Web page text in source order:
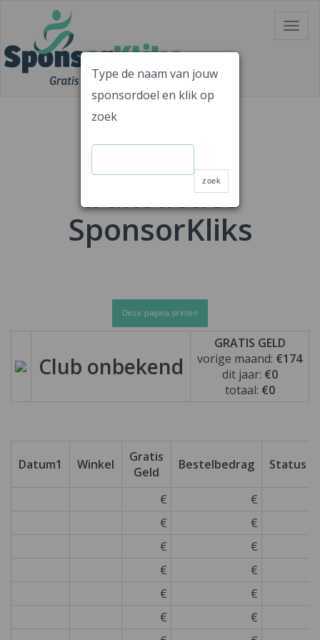
Type de naam van jouw
sponsordoel en klik op
zoek
zoek
content
Toggle
SponsorKliks
Gratis Sponsoren!!
Laatste 10
transacties
SponsorKliks
Club onbekend
GRATIS GELD
vorige maand: €174
dit jaar: €0
totaal: €0
Datum1 Winkel
Gratis
Geld
Bestelbedrag Status
€
€
€
€
€
€
€
€
€
€
€
€